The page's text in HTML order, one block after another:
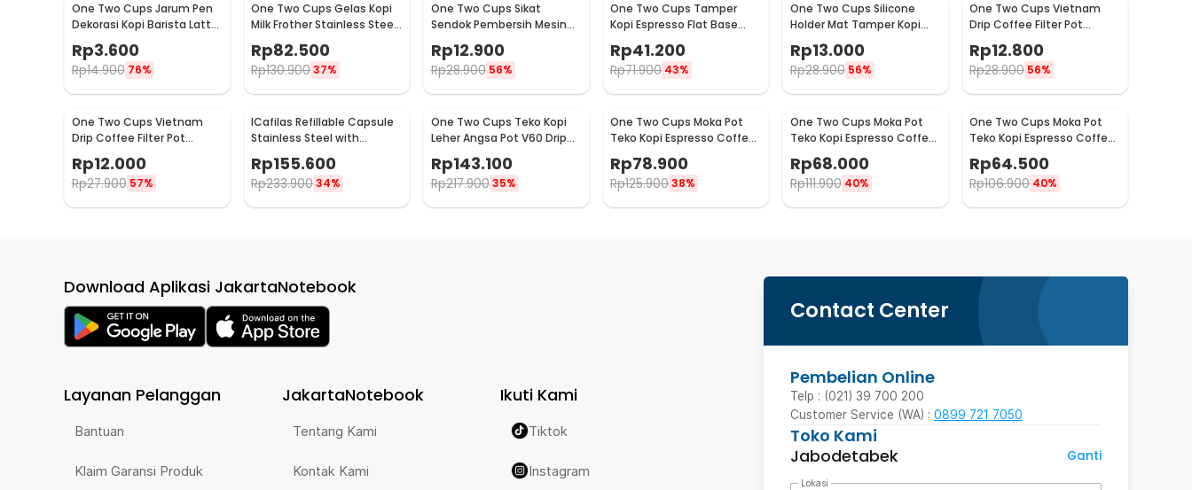
One Two Cups Jarum Pen
Dekorasi Kopi Barista Latte
Art Needle 13cm - F3F27
Rp3.600
Rp14.900 76%
One Two Cups Gelas Kopi
Milk Frother Stainless Steel
400ml - WZ0011
Rp82.500
Rp130.90037%
One Two Cups Sikat
Sendok Pembersih Mesin
Rp12.900
Rp28.900 56%
One Two Cups Tamper
Kopi Espresso Flat Base
SS51
Rp41.200
Rp71.900 43%
One Two Cups Silicone
Holder Mat Tamper Kopi
Espresso Barista - 0310
Rp13.000
Rp28.900 56%
One Two Cups Vietnam
Drip Coffee Filter Pot
Saringan Kopi 124ml 7Q -
LC1
Rp12.800
Rp28.900 56%
One Two Cups Vietnam
Drip Coffee Filter Pot
LC1
Rp12.000
Rp27.900 57%
ICafilas Refillable Capsule
Stainless Steel with
Tamper for Nespresso -
F456
Rp155.600
Rp233.90034%
One Two Cups Teko Kopi
Leher Angsa Pot V60 Drip
Kettle 960ml - RF-15
Rp143.100
Rp217.900 35%
One Two Cups Moka Pot
Teko Kopi Espresso Coffee
Maker Stovetop 6 Cup
300ml - Z21
Rp78.900
Rp125.90038%
One Two Cups Moka Pot
Teko Kopi Espresso Coffee
Maker Stovetop 4 Cup
200ml - Z21
Rp68.000
Rp111.900 40%
One Two Cups Moka Pot
Teko Kopi Espresso Coffee
Maker Stovetop 2 Cup
100ml - Z21
Rp64.500
Rp106.900 40%
Contact Center
Pembelian Online
Telp : (021) 39 700 200
Customer Service (WA) : 0899 721 7050
Toko Kami
Jabodetabek
Ganti
Lokasi
Download Aplikasi JakartaNotebook
Layanan Pelanggan
Bantuan
Klaim Garansi Produk
JakartaNotebook
Tentang Kami
Kontak Kami
Ikuti Kami
Tiktok
Instagram